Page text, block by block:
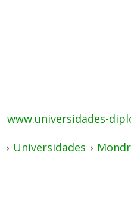
www.universidades-
› Universidades ›